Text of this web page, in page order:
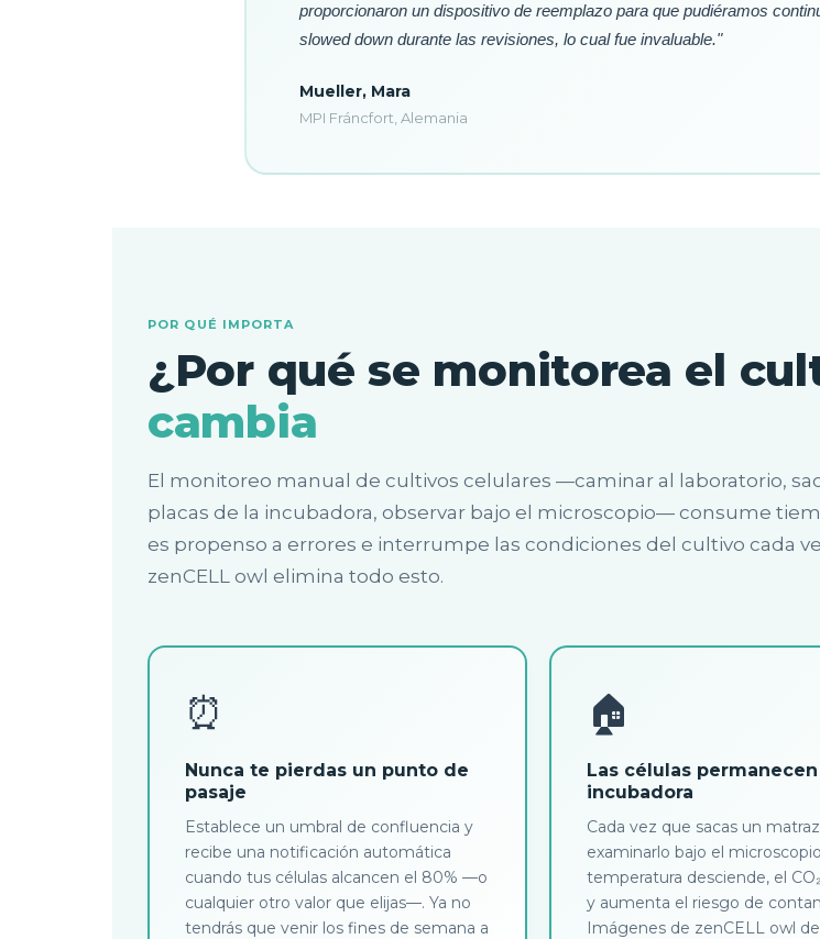
proporcionaron un dispositivo de reemplazo para que pudiéramos
slowed down durante las revisiones, lo cual fue invaluable."
Mueller, Mara
MPI Fráncfort, Alemania
POR QUÉ IMPORTA
¿Por qué se monitorea el
cambia
El monitoreo manual de cultivos celulares —caminar al laboratorio,
placas de la incubadora, observar bajo el microscopio— consume
es propenso a errores e interrumpe las condiciones del cultivo cada
zenCELL owl elimina todo esto.
⏰
Nunca te pierdas un punto de
pasaje
Establece un umbral de confluencia y
recibe una notificación automática
cuando tus células alcancen el 80% —o
cualquier otro valor que elijas—. Ya no
tendrás que venir los fines de semana a
🏠
Las células
incubadora
Cada vez que sacas un
examinarlo bajo el
temperatura desciende, el
y aumenta el riesgo de
Imágenes de zenCELL owl